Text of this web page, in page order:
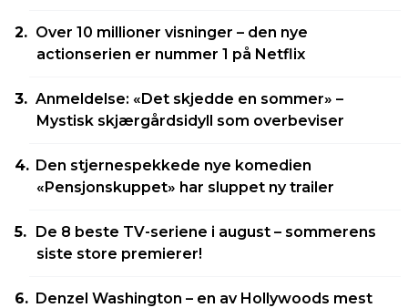
Over 10 millioner visninger – den nye
actionserien er nummer 1 på Netflix
Anmeldelse: «Det skjedde en sommer» –
Mystisk skjærgårdsidyll som overbeviser
Den stjernespekkede nye komedien
«Pensjonskuppet» har sluppet ny trailer
De 8 beste TV-seriene i august – sommerens
siste store premierer!
Denzel Washington – en av Hollywoods mest